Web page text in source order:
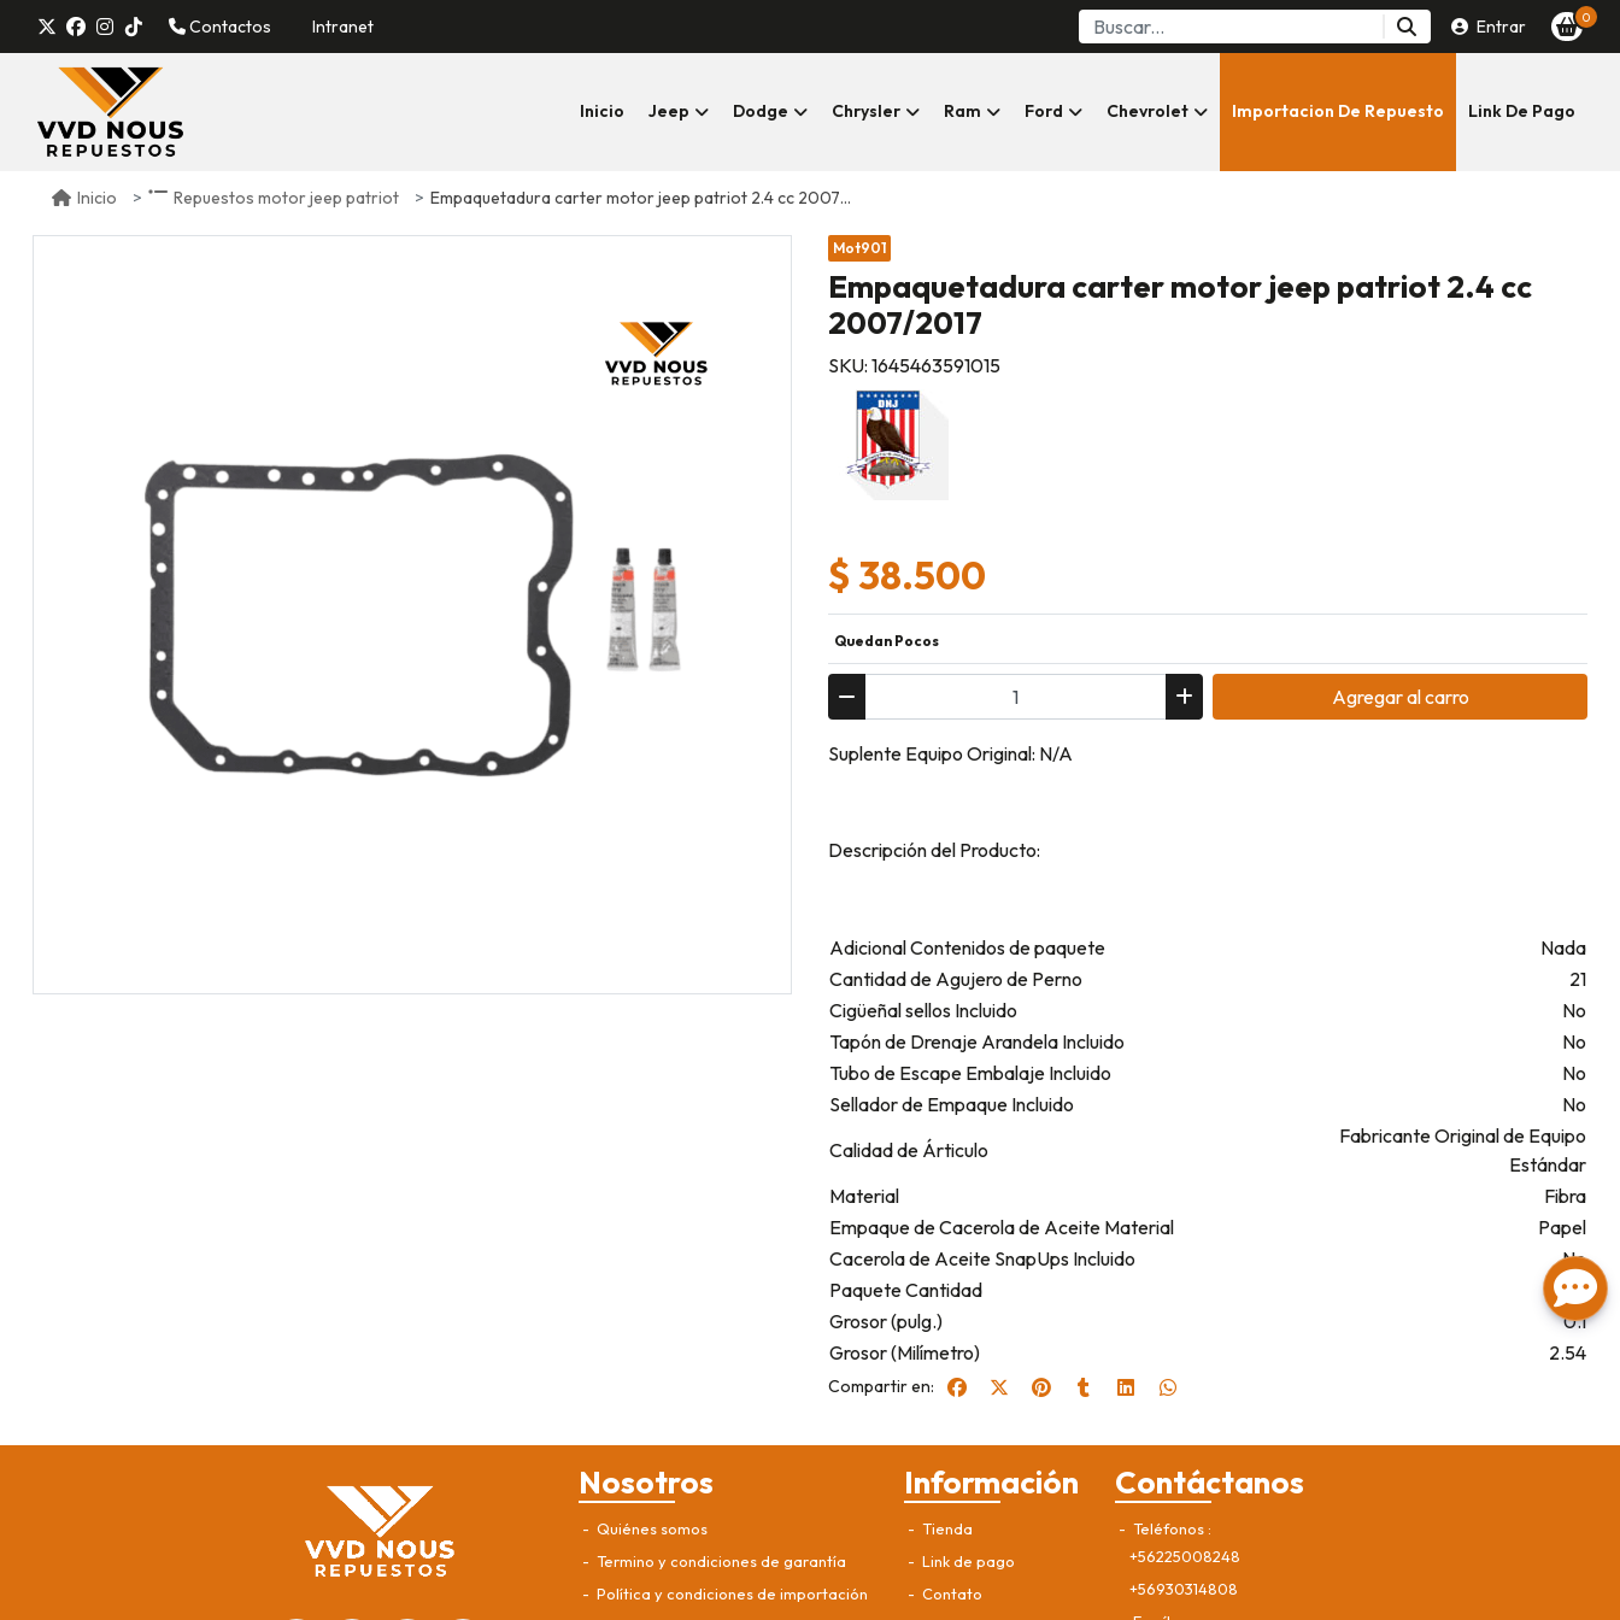
Contactos Intranet Entrar 0
Inicio Jeep Dodge Chrysler Ram Ford Chevrolet Importacion De Repuesto Link De Pago
Inicio Repuestos motor jeep patriot Empaquetadura carter motor jeep patriot 2.4 cc 2007/2017
Mot901
Empaquetadura carter motor jeep patriot 2.4 cc
2007/2017
SKU: 1645463591015
$ 38.500
Quedan Pocos
Agregaral carro
Suplente Equipo Original: N/A
Descripción del Producto:
Adicional Contenidos de paquete
Nada
Cantidad de Agujero de Perno
21
Cigüeñal sellos Incluido
No
Tapón de Drenaje Arandela Incluido
No
Tubo de Escape Embalaje Incluido
No
Sellador de Empaque Incluido
No
Calidad de Árticulo
Fabricante Original de Equipo
Estándar
Material
Fibra
Empaque de Cacerola de Aceite Material
Papel
Cacerola de Aceite SnapUps Incluido
No
Paquete Cantidad
1
Grosor (pulg.)
0.1
Grosor (Milímetro)
2.54
Compartir en:
Nosotros
Quiénes somos
Termino y condiciones de garantía
Política y condiciones de importación
Información
Tienda
Link de pago
Contato
Contáctanos
Teléfonos
+56225008248
+56930314808